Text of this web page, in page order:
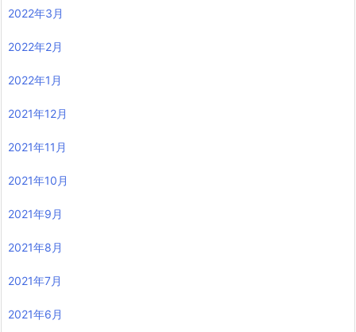
2022年3月
2022年2月
2022年1月
2021年12月
2021年11月
2021年10月
2021年9月
2021年8月
2021年7月
2021年6月